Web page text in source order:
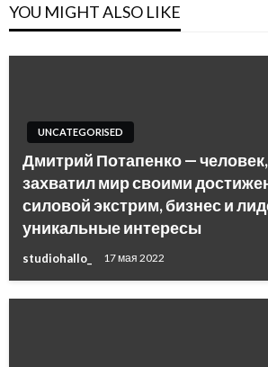
YOU MIGHT ALSO LIKE
UNCATEGORISED
Дмитрий Потапенко —
захватил мир своими
силовой экстрим, бизнес и
уникальные интересы
studiohallo_ 17 мая 2022